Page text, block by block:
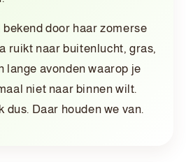
bekend door haar zomerse
ruikt naar buitenlucht, gras,
lange avonden waarop je
niet naar binnen wilt.
dus. Daar houden we van.